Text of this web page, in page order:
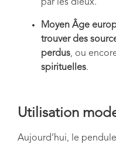
par les dieux.
Moyen Âge
trouver des
perdus, ou
spirituelles.
Utilisation
Aujourd’hui, le